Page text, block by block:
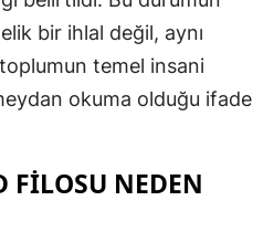
bir ihlal değil, aynı
temel insani
okuma olduğu ifade
FILOSU NEDEN